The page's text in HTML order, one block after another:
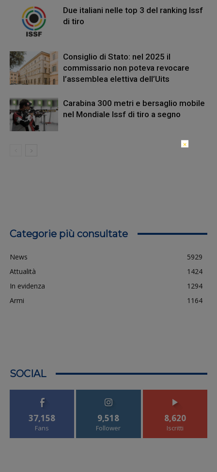
Due italiani nelle top 3 del ranking Issf
di tiro
Consiglio di Stato: nel 2025 il
commissario non poteva revocare
l’assemblea elettiva dell’Uits
Carabina 300 metri e bersaglio mobile
nel Mondiale Issf di tiro a segno
Categorie più consultate
News
5929
Attualità
1424
In evidenza
1294
Armi
1164
SOCIAL
37,158
Fans
9,518
Follower
8,620
Iscritti
×